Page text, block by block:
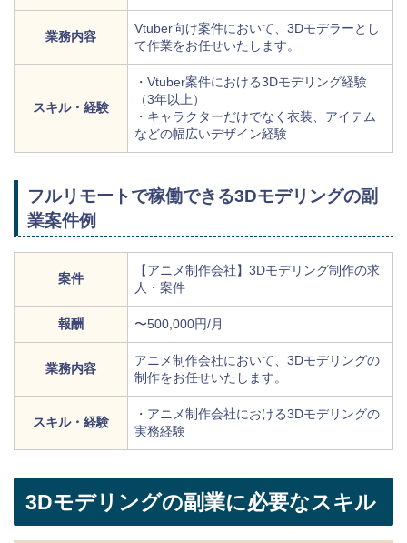
業務内容
Vtuber向け案件において、3Dモデラーとし
て作業をお任せいたします。
スキル・経験
・Vtuber案件における3Dモデリング経験
（3年以上）
・キャラクターだけでなく衣装、アイテム
などの幅広いデザイン経験
フルリモートで稼働できる3Dモデリングの副
業案件例
案件
【アニメ制作会社】3Dモデリング制作の求
人・案件
報酬 〜500,000円/月
業務内容
アニメ制作会社において、3Dモデリングの
制作をお任せいたします。
スキル・経験
・アニメ制作会社における3Dモデリングの
実務経験
3Dモデリングの副業に必要なスキル